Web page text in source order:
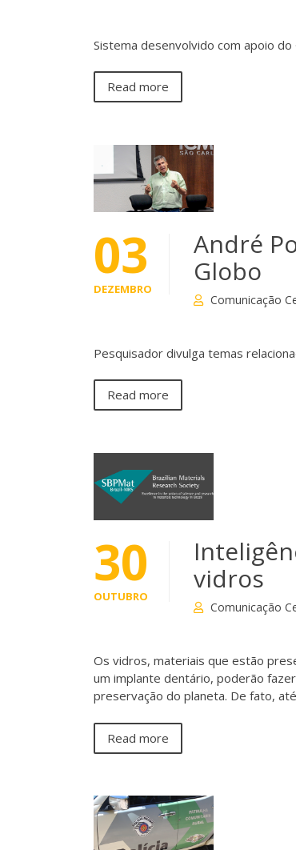
Sistema desenvolvido com apoio
Read more
03
DEZEMBRO
André
Globo
Comunicação
Pesquisador divulga temas
Read more
30
OUTUBRO
vidros
Comunicação
Os vidros, materiais que estão
um implante dentário, poderão
preservação do planeta. De fato,
Read more